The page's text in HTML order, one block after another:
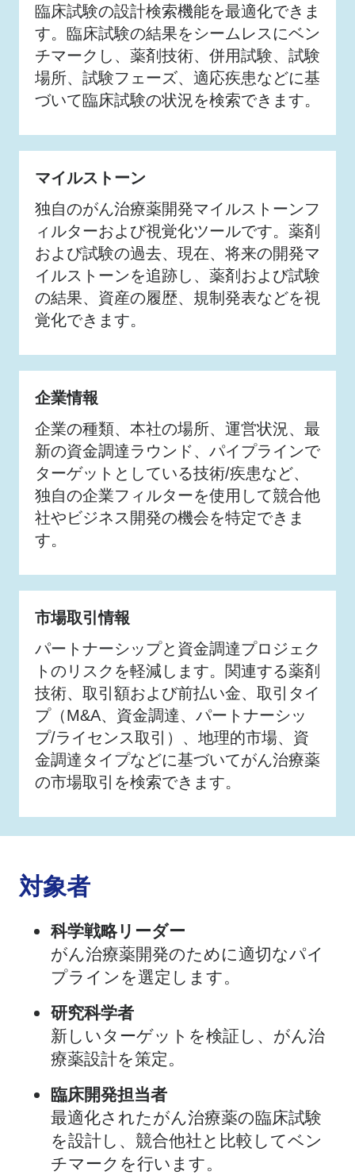
臨床試験の設計検索機能を最適化できま
す。臨床試験の結果をシームレスにベン
チマークし、薬剤技術、併用試験、試験
場所、試験フェーズ、適応疾患などに基
づいて臨床試験の状況を検索できます。
マイルストーン
独自のがん治療薬開発マイルストーンフ
ィルターおよび視覚化ツールです。薬剤
および試験の過去、現在、将来の開発マ
イルストーンを追跡し、薬剤および試験
の結果、資産の履歴、規制発表などを視
覚化できます。
企業情報
企業の種類、本社の場所、運営状況、最
新の資金調達ラウンド、パイプラインで
ターゲットとしている技術/疾患など、
独自の企業フィルターを使用して競合他
社やビジネス開発の機会を特定できま
す。
市場取引情報
パートナーシップと資金調達プロジェク
トのリスクを軽減します。関連する薬剤
技術、取引額および前払い金、取引タイ
プ（M&A、資金調達、パートナーシッ
プ/ライセンス取引）、地理的市場、資
金調達タイプなどに基づいてがん治療薬
の市場取引を検索できます。
対象者
科学戦略リーダー
がん治療薬開発のために適切なパイ
プラインを選定します。
研究科学者
新しいターゲットを検証し、がん治
療薬設計を策定。
臨床開発担当者
最適化されたがん治療薬の臨床試験
を設計し、競合他社と比較してベン
チマークを行います。